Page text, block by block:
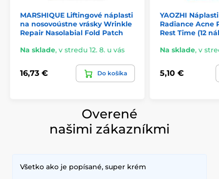
MARSHIQUE Liftingové náplasti
na nosovoústne vrásky Wrinkle
Repair Nasolabial Fold Patch
Na sklade, v stredu 12. 8. u vás
16,73 € Do košíka
YAOZHI
Radiance Acne
Rest Time (12
Na sklade, v
5,10 €
Overené
našimi zákazníkmi
Všetko ako je popísané, super krém